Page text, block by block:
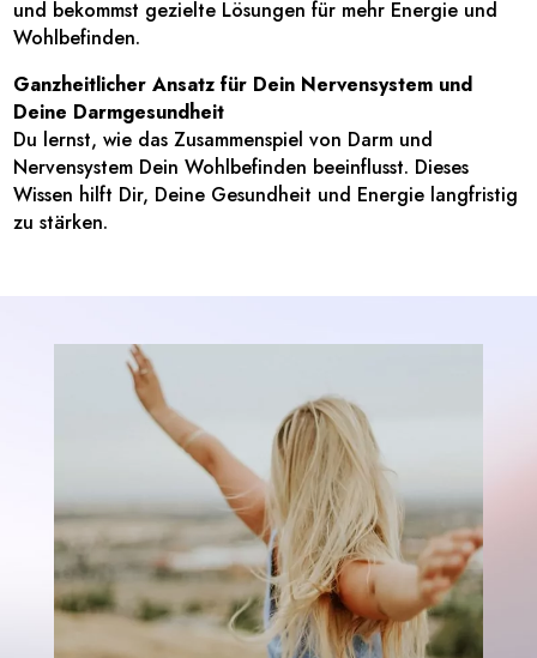
und bekommst gezielte Lösungen für mehr Energie und
Wohlbefinden.
Ganzheitlicher Ansatz für Dein Nervensystem und
Deine Darmgesundheit
Du lernst, wie das Zusammenspiel von Darm und
Nervensystem Dein Wohlbefinden beeinflusst. Dieses
Wissen hilft Dir, Deine Gesundheit und Energie langfristig
zu stärken.